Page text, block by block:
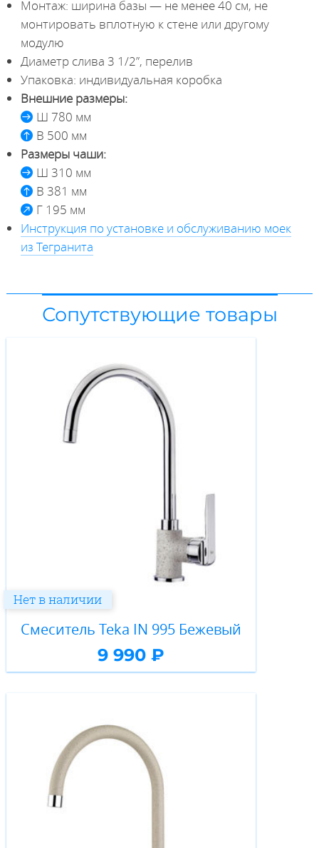
Монтаж: ширина базы — не менее 40 см, не
монтировать вплотную к стене или другому
модулю
Диаметр слива 3 1/2”, перелив
Упаковка: индивидуальная коробка
Внешние размеры:
Ш 780 мм
В 500 мм
Размеры чаши:
Ш 310 мм
В 381 мм
Г 195 мм
Инструкция по установке и обслуживанию моек
из Тегранита
Сопутствующие товары
Смеситель Teka IN 995 Бежевый
9 990 ₽
Нет в наличии